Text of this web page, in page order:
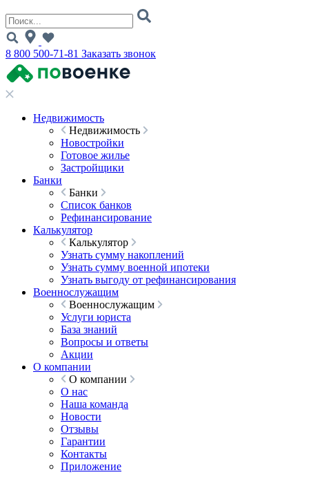
8 800 500-71-81 Заказать звонок
Недвижимость
Недвижимость
Новостройки
Готовое жилье
Застройщики
Банки
Банки
Список банков
Рефинансирование
Калькулятор
Калькулятор
Узнать сумму накоплений
Узнать сумму военной ипотеки
Узнать выгоду от рефинансирования
Военнослужащим
Военнослужащим
Услуги юриста
База знаний
Вопросы и ответы
Акции
О компании
О компании
О нас
Наша команда
Новости
Отзывы
Гарантии
Контакты
Приложение